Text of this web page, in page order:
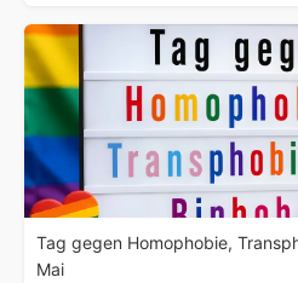
Tag gegen Homophobie,
Mai